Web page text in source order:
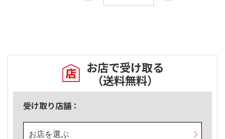
お店で受け取る
（送料無料）
受け取り店舗：
お店を選ぶ